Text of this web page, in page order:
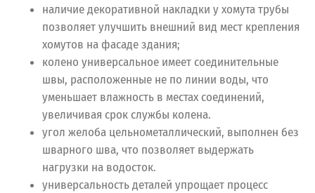
наличие декоративной накладки у хомута трубы
позволяет улучшить внешний вид мест крепления
хомутов на фасаде здания;
колено универсальное имеет соединительные
швы, расположенные не по линии воды, что
уменьшает влажность в местах соединений,
увеличивая срок службы колена.
угол желоба цельнометаллический, выполнен без
шварного шва, что позволяет выдержать
нагрузки на водосток.
универсальность деталей упрощает процесс